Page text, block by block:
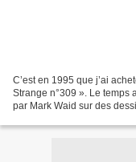
C’est en 1995 que j’ai
Strange n°309 ». Le temps
par Mark Waid sur des